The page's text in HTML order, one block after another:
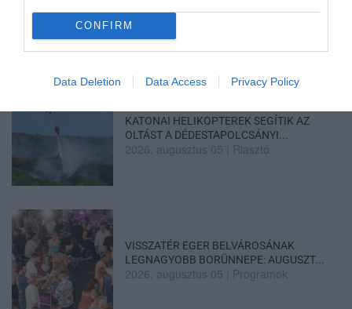
CONFIRM
Data Deletion Data Access Privacy Policy
KÜZDELE...
2026. augusztus 06
KATONAI HELIKOPTEREK SEGÍTIK AZ
OLTÁST A DÉDESTAPOLCSÁNYI...
2026. augusztus 05 Riasztó
VISSZATÉR EGER BELVÁROSÁNAK
LEGNAGYOBB BORÜNNEPE: AUGUSZT...
2026. augusztus 05 Programok